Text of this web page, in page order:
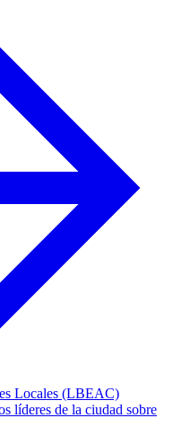
Locales (LBEAC)
líderes de la ciudad sobre